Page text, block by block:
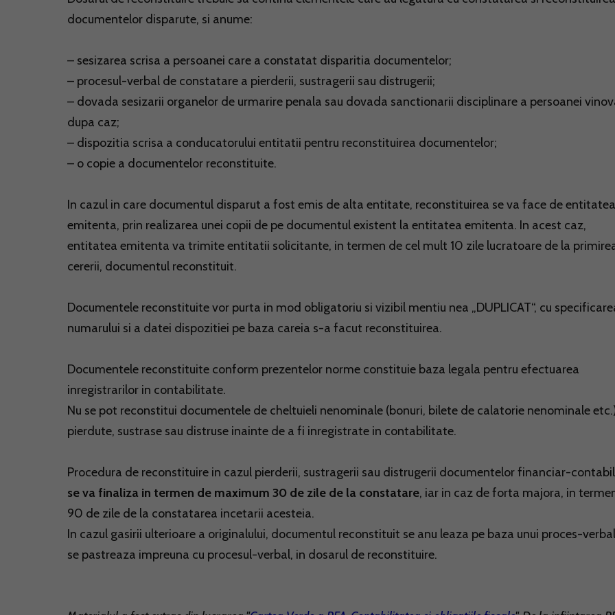
documentelor disparute, si anume:
– sesizarea scrisa a persoanei care a constatat disparitia documentelor;
– procesul-verbal de constatare a pierderii, sustragerii sau distrugerii;
– dovada sesizarii organelor de urmarire penala sau dovada sanctionarii disciplinare a persoanei
dupa caz;
– dispozitia scrisa a conducatorului entitatii pentru reconstituirea documentelor;
– o copie a documentelor reconstituite.
In cazul in care documentul disparut a fost emis de alta entitate, reconstituirea se va face de entitatea
emitenta, prin realizarea unei copii de pe documentul existent la entitatea emitenta. In acest caz,
entitatea emitenta va trimite entitatii solicitante, in termen de cel mult 10 zile lucratoare de la
cererii, documentul reconstituit.
Documentele reconstituite vor purta in mod obligatoriu si vizibil mentiu nea „DUPLICAT“, cu
numarului si a datei dispozitiei pe baza careia s-a facut reconstituirea.
Documentele reconstituite conform prezentelor norme constituie baza legala pentru efectuarea
inregistrarilor in contabilitate.
Nu se pot reconstitui documentele de cheltuieli nenominale (bonuri, bilete de calatorie nenominale
pierdute, sustrase sau distruse inainte de a fi inregistrate in contabilitate.
Procedura de reconstituire in cazul pierderii, sustragerii sau distrugerii documentelor financiar-
se va finaliza in termen de maximum 30 de zile de la constatare, iar in caz de forta majora, in
90 de zile de la constatarea incetarii acesteia.
In cazul gasirii ulterioare a originalului, documentul reconstituit se anu leaza pe baza unui proces-
se pastreaza impreuna cu procesul-verbal, in dosarul de reconstituire.